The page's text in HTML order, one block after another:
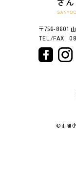
〒756-8601
©山陽